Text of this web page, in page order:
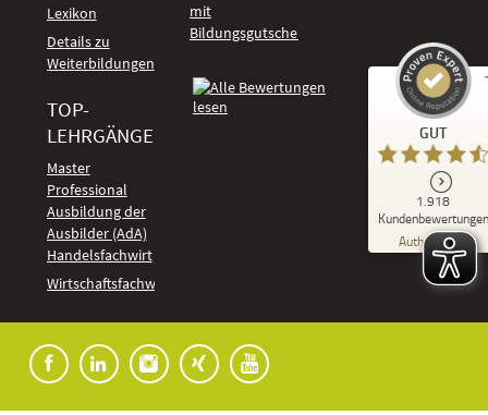
Lexikon
Details zu
Weiterbildungen
TOP-
LEHRGÄNGE
Master
Professional
Ausbildung der
Ausbilder (AdA)
Handelsfachwirt
Wirtschaftsfachwirt
mit
Bildungsgutschein
GUT
1.918
Kundenbewertungen
Authentizität
Kundenbewertungen und Erfahrungen zu
DeLSt - Deutsches eLearning Studieninstitut
92
%
Empfehlungen auf
ProvenExpert.com
anderen Quellen